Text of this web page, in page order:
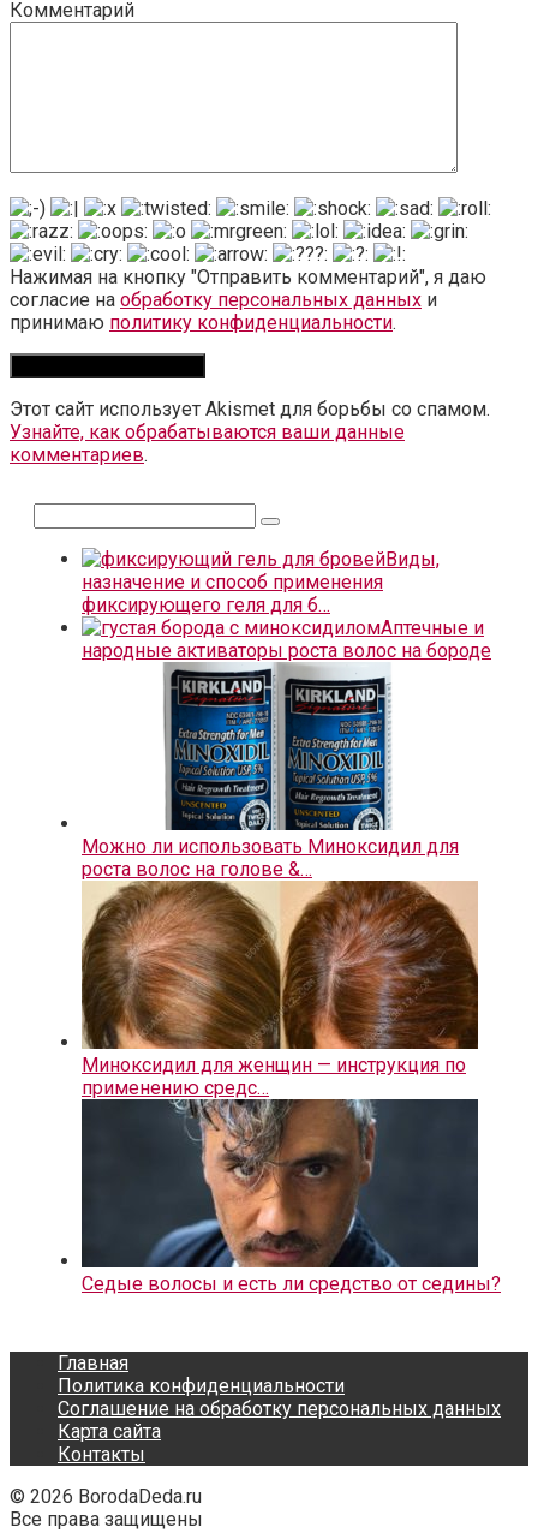
Комментарий
Нажимая на кнопку "Отправить комментарий", я даю
согласие на обработку персональных данных и
принимаю политику конфиденциальности.
Этот сайт использует Akismet для борьбы со спамом.
Узнайте, как обрабатываются ваши данные
комментариев.
Виды,
назначение и способ применения
фиксирующего геля для б…
Аптечные и
народные активаторы роста волос на бороде
Можно ли использовать Миноксидил для
роста волос на голове &…
Миноксидил для женщин — инструкция по
применению средс…
Седые волосы и есть ли средство от седины?
Главная
Политика конфиденциальности
Соглашение на обработку персональных данных
Карта сайта
Контакты
© 2026 BorodaDeda.ru
Все права защищены